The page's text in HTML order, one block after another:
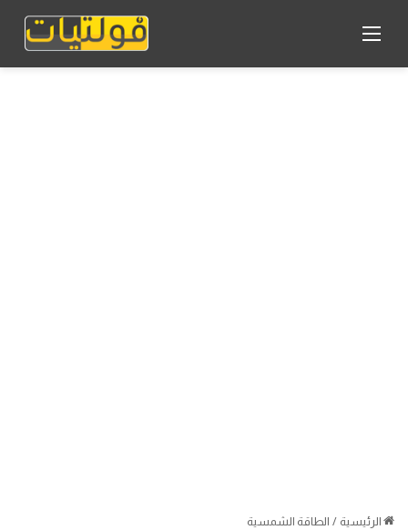
القائمة
الرئيسية / الطاقة الشمسية